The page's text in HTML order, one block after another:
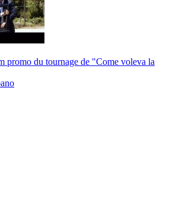
promo du tournage de "Come voleva la